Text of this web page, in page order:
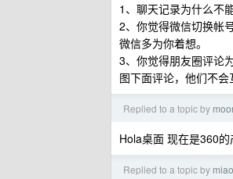
1、聊天记录为什么不
2、你觉得微信切换帐
微信多为你着想。
3、你觉得朋友圈评论
图下面评论，他们不会
Replied to a topic by
Hola桌面 现在是360
Replied to a topic by miao